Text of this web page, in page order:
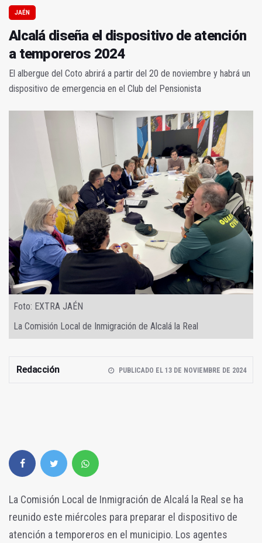
JAÉN
Alcalá diseña el dispositivo de atención
a temporeros 2024
El albergue del Coto abrirá a partir del 20 de noviembre y habrá un
dispositivo de emergencia en el Club del Pensionista
Foto: EXTRA JAÉN
La Comisión Local de Inmigración de Alcalá la Real
Redacción PUBLICADO EL 13 DE NOVIEMBRE DE 2024
La Comisión Local de Inmigración de Alcalá la Real se ha
reunido este miércoles para preparar el dispositivo de
atención a temporeros en el municipio. Los agentes